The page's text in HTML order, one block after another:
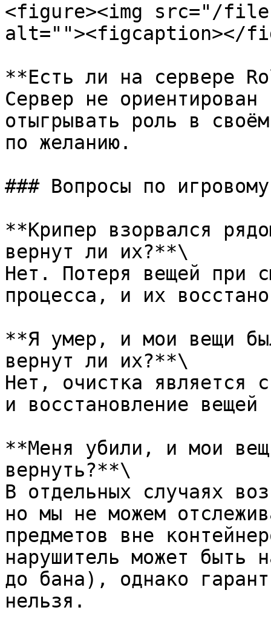
<figure><img src="/files/
alt=""><figcaption></
**Есть ли на сервере
Сервер не
отыгрывать роль в
по желанию.
### Вопросы по
**Крипер взорвался
вернут ли их?**\
Нет. Потеря вещей при
процесса, и их
**Я умер, и мои вещи
вернут ли их?**\
Нет, очистка является
и восстановление
**Меня убили, и мои
вернуть?**\
В отдельных случаях
но мы не можем
предметов вне
нарушитель может быть
до бана), однако
нельзя.